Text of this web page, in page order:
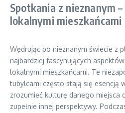
Spotkania z nieznanym
lokalnymi mieszkańcami
Wędrując po nieznanym świecie z
najbardziej fascynujących
lokalnymi mieszkańcami. Te
tubylcami często stają się esencją
zrozumieć kulturę danego miejsca
zupełnie innej perspektywy.